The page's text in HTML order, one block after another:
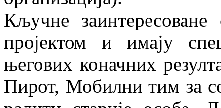
Кључне
пројектом и имају
његових коначних
Пирот, Мобилни тим за